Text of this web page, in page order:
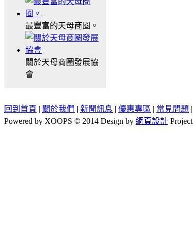
最豐富的天母商圈。
關於天母商圈發展協
會
回到首頁 | 關於我們 | 新聞訊息 | 優惠專區 | 常見問題 |
Powered by XOOPS © 2014 Design by 網頁設計 Project